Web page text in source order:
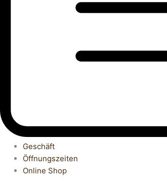
Geschäft
Öffnungszeiten
Online Shop